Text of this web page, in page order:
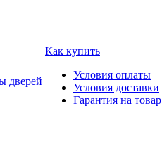
дверей
Как купить
Условия оплаты
Условия доставки
Гарантия на товар